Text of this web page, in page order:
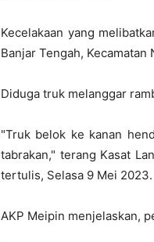
Kecelakaan yang
Banjar Tengah,
Diduga truk melanggar
"Truk belok ke kanan
tabrakan," terang Kasat
tertulis, Selasa 9 Mei 2023.
AKP Meipin menjelaskan,